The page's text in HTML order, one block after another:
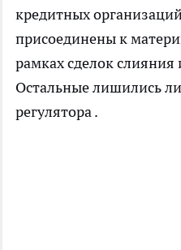
кредитных
присоединены к
рамках сделок
Остальные лишились
регулятора .